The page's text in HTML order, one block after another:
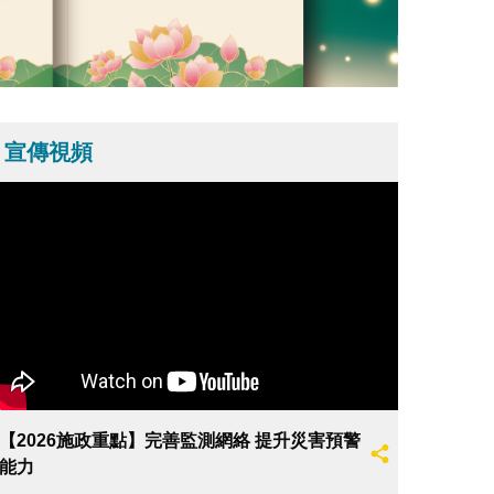
宣傳視頻
【2026施政重點】完善監測網絡 提升災害預警
能力